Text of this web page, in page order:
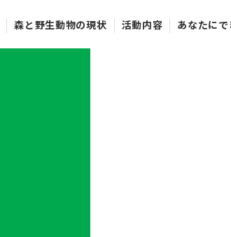
森と野生動物の現状 活動内容 あなたに